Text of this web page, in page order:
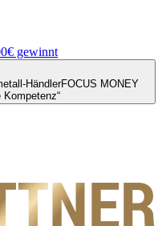
gewinnt
HändlerFOCUS MONEY
Kompetenz“